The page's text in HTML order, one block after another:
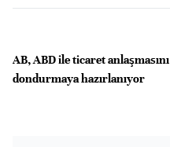
AB, ABD ile ticaret anlaşmasını
dondurmaya hazırlanıyor